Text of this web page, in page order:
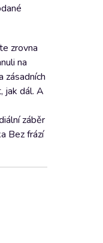
zrovna
na
zásadních
jak dál. A
záběr
Bez frází